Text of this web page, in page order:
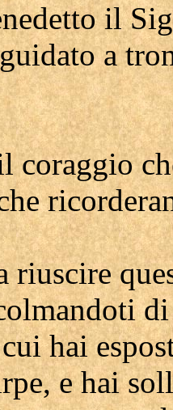
il
a
coraggio
hai
e hai